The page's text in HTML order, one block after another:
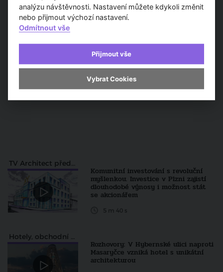
TV Architect představuje...
Komunitní investování s revoluční
myšlenkou. Investice v Plzni zajistí
dlouhodobé výnosy i možnost stát
se akcionářem
5 m 40 s
Hotely, obchodní a zábavní centra
Rozhovory: V Hybernské ulici naproti
Masaryčce vzniká hotel s unikátní
architekturou
analýzu návštěvnosti. Nastavení můžete kdykoli změnit
nebo přijmout výchozí nastavení.
Odmítnout vše
Přijmout vše
Vybrat Cookies